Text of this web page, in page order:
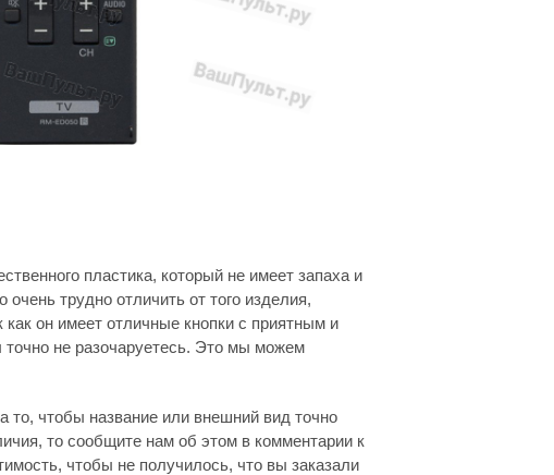
пластика, который не имеет запаха и
трудно отличить от того изделия,
он имеет отличные кнопки с приятным и
не разочаруетесь. Это мы можем
то, чтобы название или внешний вид точно
то сообщите нам об этом в комментарии к
чтобы не получилось, что вы заказали